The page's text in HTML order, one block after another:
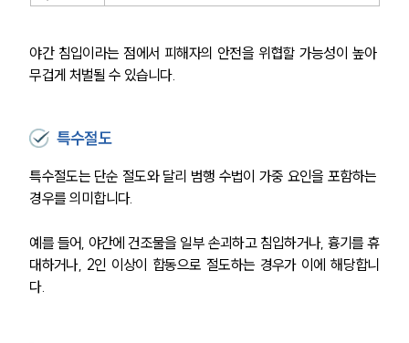
야간 침입이라는 점에서 피해자의 안전을 위협할 가능성이 높아
무겁게 처벌될 수 있습니다.
특수절도
특수절도는 단순 절도와 달리 범행 수법이 가중 요인을 포함하는
경우를 의미합니다.
예를 들어, 야간에 건조물을 일부 손괴하고 침입하거나, 흉기를 휴
대하거나, 2인 이상이 합동으로 절도하는 경우가 이에 해당합니
다.